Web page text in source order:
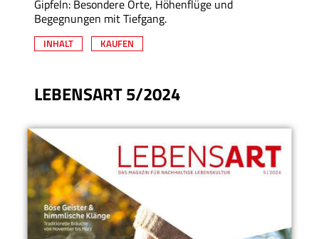
Gipfeln: Besondere Orte, Höhenflüge und
Begegnungen mit Tiefgang.
INHALT KAUFEN
LEBENSART 5/2024